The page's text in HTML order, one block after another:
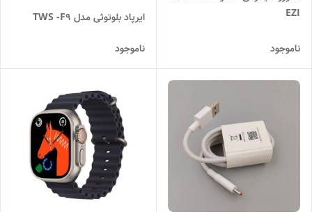
EZI
ناموجود
ایرپاد بلوتوثی مدل TWS -F9
ناموجود